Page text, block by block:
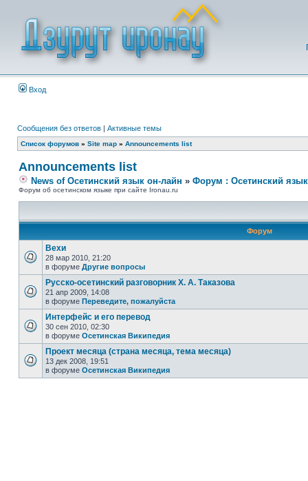
Вход
Сообщения без ответов | Активные темы
Список форумов » Site map » Announcements list
Announcements list
News of Осетинский язык он-лайн » Форум : Осетинский
Форум об осетинском языке при сайте Ironau.ru
Форум
Вехи
28 мар 2010, 21:20
в форуме Другие вопросы
Русско-осетинский разговорник Х. А. Таказова
21 апр 2009, 14:08
в форуме Переведите, пожалуйста
Интерфейс и его перевод
30 сен 2010, 02:30
в форуме Осетинская Википедия
Проект месяца (страна месяца, тема месяца)
13 дек 2008, 19:51
в форуме Осетинская Википедия